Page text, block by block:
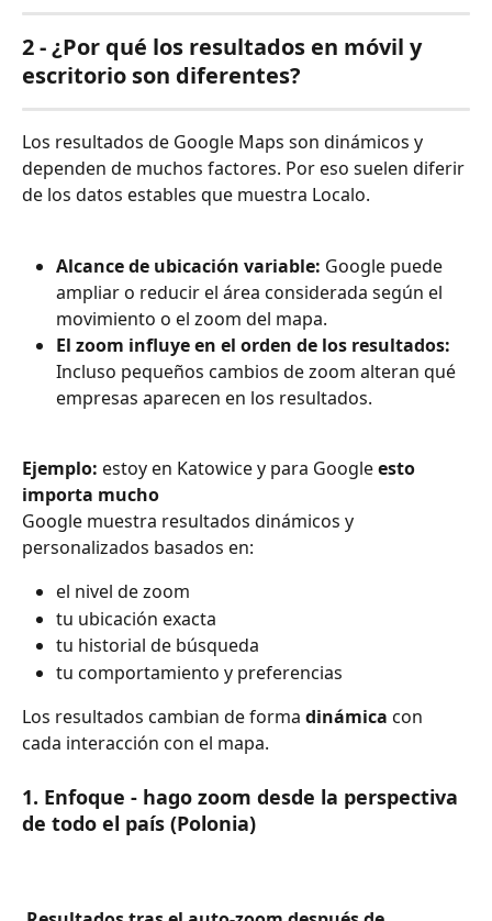
2 - ¿Por qué los resultados en móvil y
escritorio son diferentes?
Los resultados de Google Maps son dinámicos y
dependen de muchos factores. Por eso suelen diferir
de los datos estables que muestra Localo.
Alcance de ubicación variable: Google puede
ampliar o reducir el área considerada según el
movimiento o el zoom del mapa.
El zoom influye en el orden de los resultados:
Incluso pequeños cambios de zoom alteran qué
empresas aparecen en los resultados.
Ejemplo: estoy en Katowice y para Google esto
importa mucho
Google muestra resultados dinámicos y
personalizados basados en:
el nivel de zoom
tu ubicación exacta
tu historial de búsqueda
tu comportamiento y preferencias
Los resultados cambian de forma dinámica con
cada interacción con el mapa.
1. Enfoque - hago zoom desde la perspectiva
de todo el país (Polonia)